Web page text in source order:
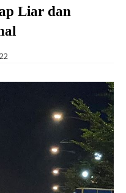
Liar dan